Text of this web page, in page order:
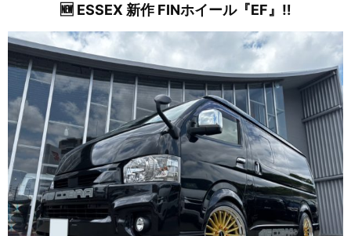
🆕 ESSEX 新作 FINホイール『EF』‼